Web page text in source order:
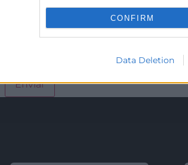
CONFIRM
Data Deletion
Política de